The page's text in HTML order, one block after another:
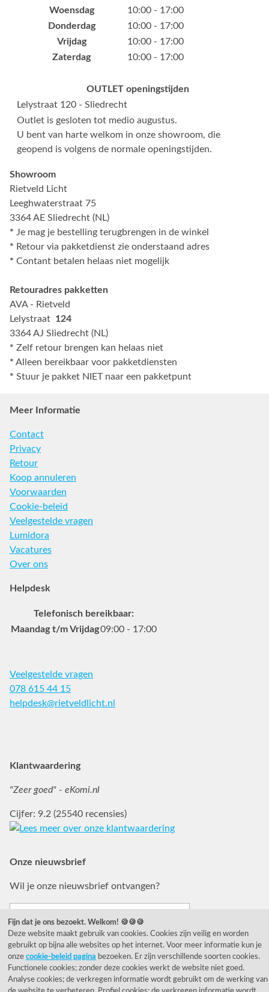
Woensdag
10:00 - 17:00
Donderdag
10:00 - 17:00
Vrijdag
10:00 - 17:00
Zaterdag
10:00 - 17:00
OUTLET openingstijden
Lelystraat 120 - Sliedrecht
Outlet is gesloten tot medio augustus.
U bent van harte welkom in onze showroom, die
geopend is volgens de normale openingstijden.
Showroom
Rietveld Licht
Leeghwaterstraat 75
3364 AE Sliedrecht (NL)
* Je mag je bestelling terugbrengen in de winkel
* Retour via pakketdienst zie onderstaand adres
* Contant betalen helaas niet mogelijk
Retouradres pakketten
AVA - Rietveld
Lelystraat 124
3364 AJ Sliedrecht (NL)
* Zelf retour brengen kan helaas niet
* Alleen bereikbaar voor pakketdiensten
* Stuur je pakket NIET naar een pakketpunt
Meer Informatie
Contact
Privacy
Retour
Koop annuleren
Voorwaarden
Cookie-beleid
Veelgestelde vragen
Lumidora
Vacatures
Over ons
Helpdesk
Telefonisch bereikbaar:
Maandag t/m Vrijdag09:00 - 17:00
Veelgestelde vragen
078 615 44 15
helpdesk@rietveldlicht.nl
Klantwaardering
"Zeer goed" - eKomi.nl
Cijfer: 9.2 (25540 recensies)
Onze nieuwsbrief
Wil je onze nieuwsbrief ontvangen?
Fijn dat je ons bezoekt. Welkom! 🍪🍪🍪
Deze website maakt gebruik van cookies. Cookies zijn veilig en worden
gebruikt op bijna alle websites op het internet. Voor meer informatie kun je
onze cookie-beleid pagina bezoeken. Er zijn verschillende soorten cookies.
Functionele cookies; zonder deze cookies werkt de website niet goed.
Analyse cookies; de verkregen informatie wordt gebruikt om de werking van